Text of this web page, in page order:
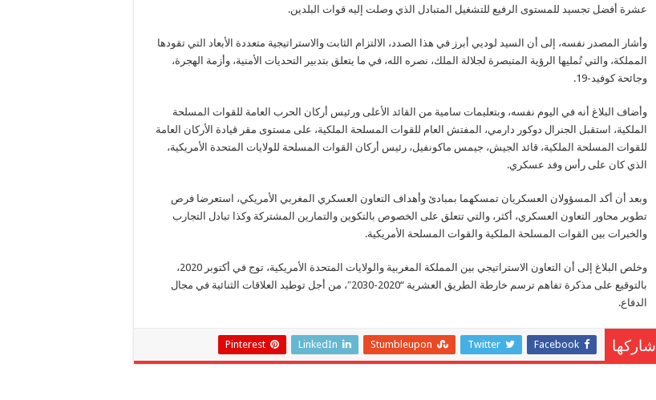
عشرة أفضل تجسيد للمستوى الرفيع للتشغيل المتبادل الذي وصلت إليه قوات البلدين.
وأشار المصدر نفسه، إلى أن السيد لوديي أبرز في هذا الصدد، الالتزام الثابت والاستراتيجية متعددة الأبعاد التي تقودها
المملكة، والتي تُمليها الرؤية المتبصرة لجلالة الملك، نصره الله، في ما يتعلق بتدبير التحديات الأمنية، وأزمة الهجرة،
وجائحة كوفيد-19.
وأضاف البلاغ أنه في اليوم نفسه، وبتعليمات سامية من القائد الأعلى ورئيس أركان الحرب العامة للقوات المسلحة
الملكية، استقبل الجنرال دوكور دارمي، المفتش العام للقوات المسلحة الملكية، على مستوى مقر قيادة الأركان العامة
للقوات المسلحة الملكية، قائد الجيش، جيمس ماكونفيل، رئيس أركان القوات المسلحة للولايات المتحدة الأمريكية،
الذي كان على رأس وفد عسكري.
وبعد أن أكد المسؤولان العسكريان تمسكهما بمبادئ وأهداف التعاون العسكري المغربي الأمريكي، استعرضا فرص
تطوير محاور التعاون العسكري، أكثر، والتي تتعلق على الخصوص بالتكوين والتمارين المشتركة وكذا تبادل التجارب
والخبرات بين القوات المسلحة الملكية والقوات المسلحة الأمريكية.
وخلص البلاغ إلى أن التعاون الاستراتيجي بين المملكة المغربية والولايات المتحدة الأمريكية، توج في أكتوبر 2020،
بالتوقيع على مذكرة تفاهم ترسم خارطة الطريق العشرية “2020-2030″، من أجل توطيد العلاقات الثنائية في مجال
الدفاع.
شاركها Facebook
Twitter
Stumbleupon
LinkedIn
Pinterest